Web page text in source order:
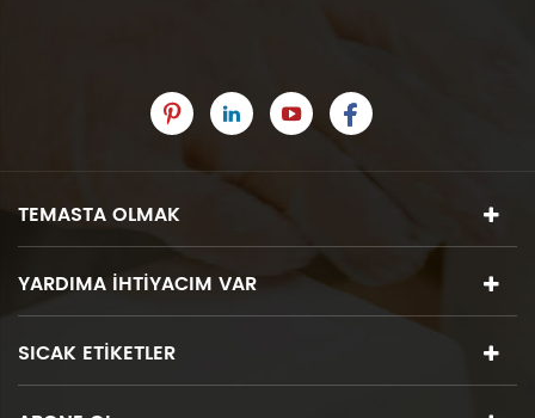
TEMASTA OLMAK
YARDIMA IHTIYACIM VAR
SICAK ETIKETLER